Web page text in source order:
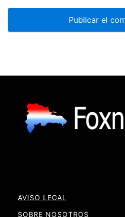
AVISO LEGAL
SOBRE NOSOTROS